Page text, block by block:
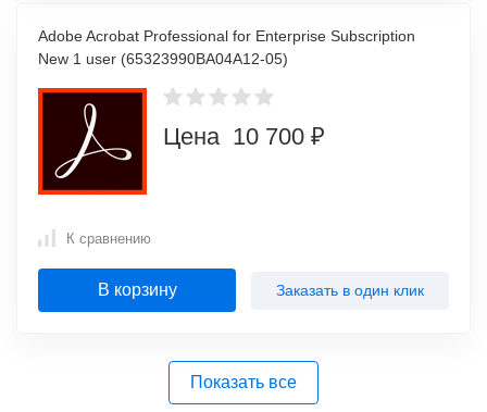
Adobe Acrobat Professional for Enterprise Subscription
New 1 user (65323990BA04A12-05)
Цена 10 700 ₽
К сравнению
В корзину Заказать в один клик
Показать все